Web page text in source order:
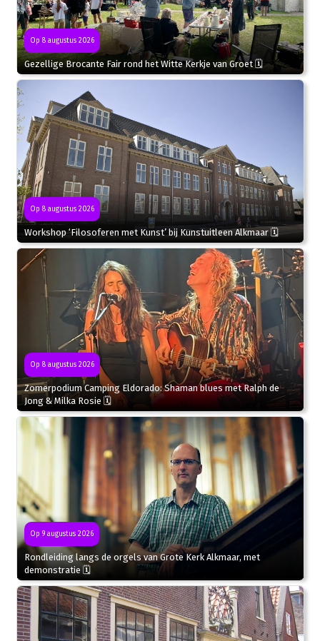
Op 8 augustus 2026
Gezellige Brocante Fair rond het Witte Kerkje van Groet 🗓
Op 8 augustus 2026
Workshop ‘Filosoferen met Kunst’ bij Kunstuitleen Alkmaar 🗓
Op 8 augustus 2026
Zomerpodium Camping Eldorado: Shaman blues met Ralph de
Jong & Milka Rosie 🗓
Op 9 augustus 2026
Rondleiding langs de orgels van Grote Kerk Alkmaar, met
demonstratie 🗓